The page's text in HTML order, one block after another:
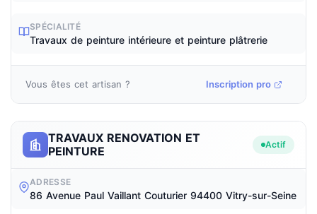
SPÉCIALITÉ
Travaux de peinture intérieure et peinture plâtrerie
Vous êtes cet artisan ? Inscription pro
TRAVAUX RENOVATION ET
PEINTURE
Actif
ADRESSE
86 Avenue Paul Vaillant Couturier 94400 Vitry-sur-Seine